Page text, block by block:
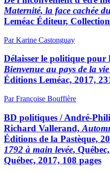
Maternité, la face cachée
Leméac Éditeur,
Par Karine Castonguay
Délaisser le politique pour
Bienvenue au pays de la
Éditions Leméac, 2017,
Par Françoise Bouffière
BD politiques / André-
Richard Vallerand,
Éditions de la Pastèque,
1792 à main levée,
Québec, 2017, 108 pages